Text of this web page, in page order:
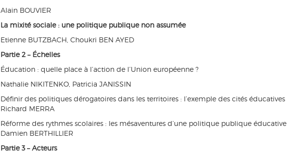
Alain BOUVIER
La mixité sociale : une politique publique non assumée
Etienne BUTZBACH, Choukri BEN AYED
Partie 2 – Échelles
Éducation : quelle place à l’action de l’Union européenne ?
Nathalie NIKITENKO, Patricia JANISSIN
Définir des politiques dérogatoires dans les territoires : l’exemple des cités éducatives
Richard MERRA
Réforme des rythmes scolaires : les mésaventures d’une politique publique éducative
Damien BERTHILLIER
Partie 3 – Acteurs